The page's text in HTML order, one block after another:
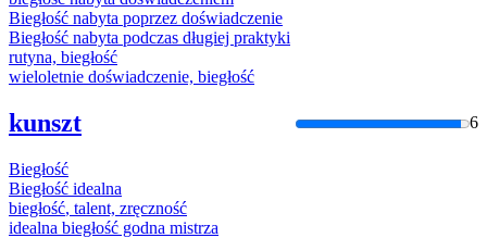
Biegłość nabyta poprzez doświadczenie
Biegłość nabyta podczas długiej praktyki
rutyna, biegłość
wieloletnie doświadczenie, biegłość
kunszt 6
Biegłość
Biegłość idealna
biegłość, talent, zręczność
idealna biegłość godna mistrza